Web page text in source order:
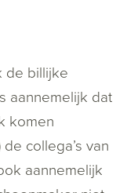
de billijke
aannemelijk dat
komen
collega’s van
aannemelijk